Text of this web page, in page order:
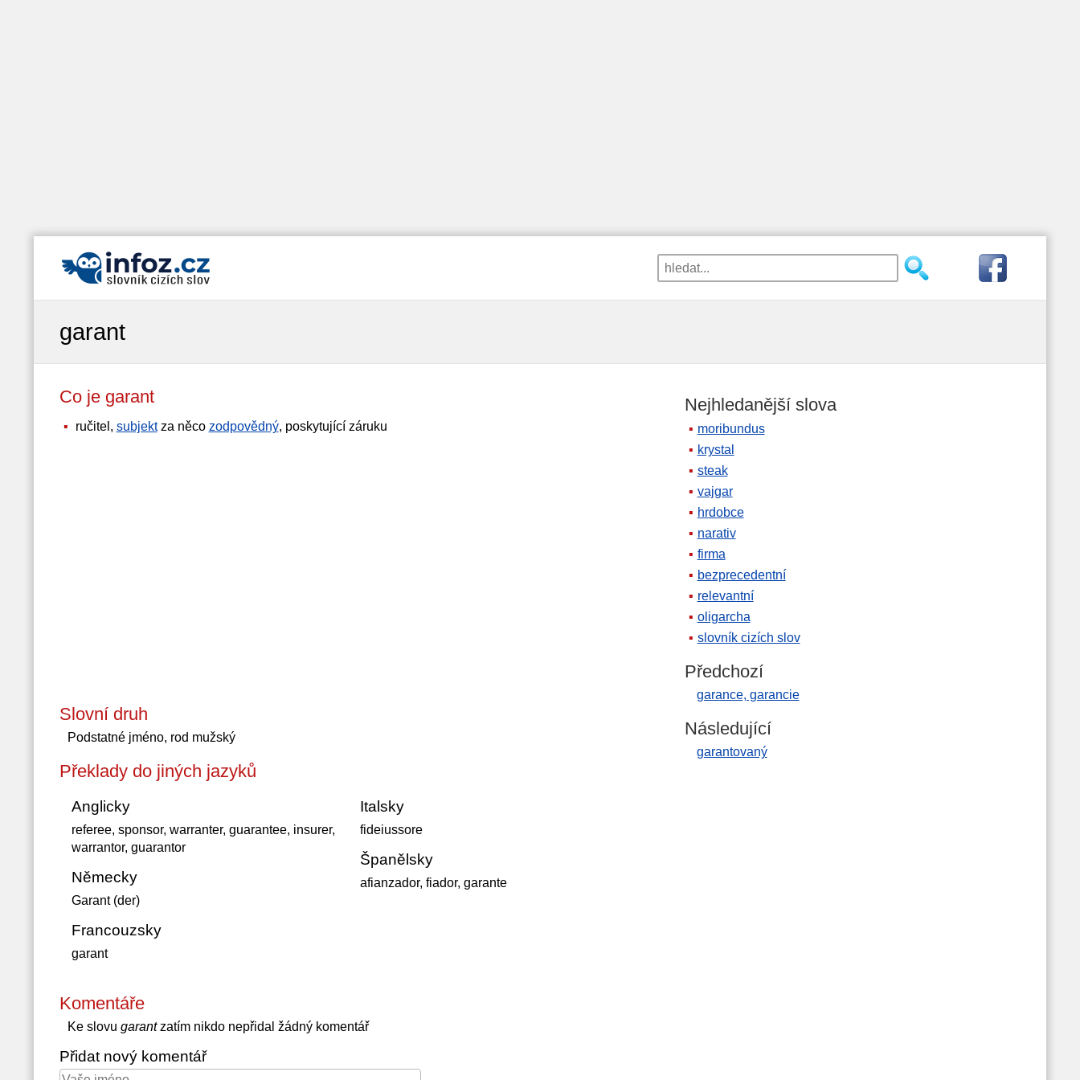
garant
Co je garant
ručitel, subjektza něco zodpovědný, poskytující záruku
Slovní druh
Podstatné jméno, rod mužský
Překlady do jiných jazyků
Anglicky
referee, sponsor, warranter, guarantee, insurer,
warrantor, guarantor
Německy
Garant (der)
Francouzsky
garant
Italsky
fideiussore
Španělsky
afianzador, fiador, garante
Komentáře
Ke slovu garantzatím nikdo nepřidal žádný komentář
Přidat nový komentář
Nejhledanější slova
moribundus
krystal
steak
vajgar
hrdobce
narativ
firma
bezprecedentní
relevantní
oligarcha
slovník cizích slov
Předchozí
garance, garancie
Následující
garantovaný